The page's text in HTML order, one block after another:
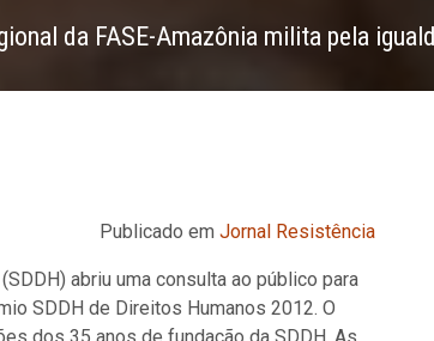
da FASE-Amazônia milita pela
Publicado em Jornal Resistência
abriu uma consulta ao público para
SDDH de Direitos Humanos 2012. O